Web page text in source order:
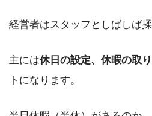
経営者はスタッフとしばしば揉
主には休日の設定、休暇の取
トになります。